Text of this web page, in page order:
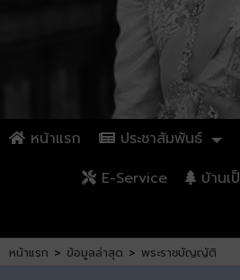
หน้าแรก ประชาสัมพันธ์
E-Service
บ้าน
หน้าแรก > ข้อมูลล่าสุด > พระราชบัญญัติ